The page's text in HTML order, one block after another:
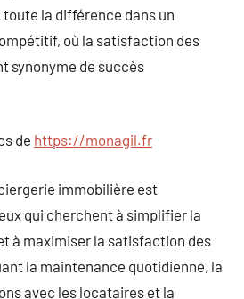
la différence dans un
où la satisfaction des
synonyme de succès
de https://monagil.fr
immobilière est
qui cherchent à simplifier la
à maximiser la satisfaction des
la maintenance quotidienne, la
avec les locataires et la